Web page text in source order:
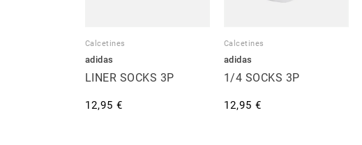
Calcetines
adidas
LINER SOCKS 3P
12,95 €
Calcetines
adidas
1/4 SOCKS 3P
12,95 €